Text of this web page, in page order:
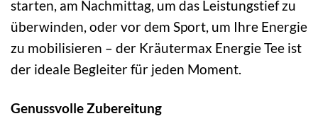
starten, am Nachmittag, um das Leistungstief zu
überwinden, oder vor dem Sport, um Ihre Energie
zu mobilisieren – der Kräutermax Energie Tee ist
der ideale Begleiter für jeden Moment.
Genussvolle Zubereitung